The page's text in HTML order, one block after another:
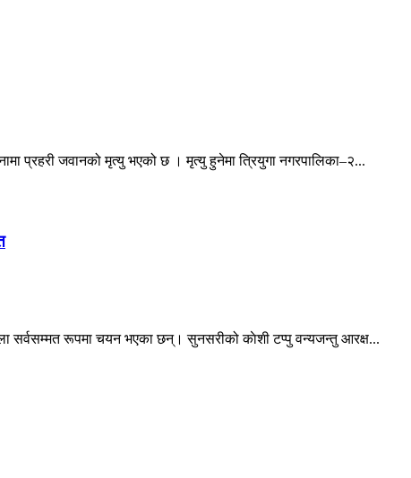
प्रहरी जवानको मृत्यु भएको छ । मृत्यु हुनेमा त्रियुगा नगरपालिका–२...
सर्वसम्मत रूपमा चयन भएका छन्। सुनसरीको काेशी टप्पु वन्यजन्तु आरक्ष...